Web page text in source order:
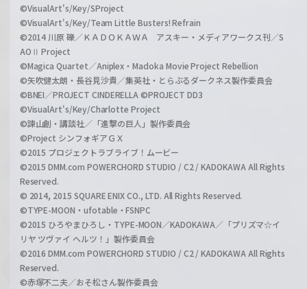
©VisualArt's/Key/SProject
©VisualArt's/Key/Team Little Busters! Refrain
©2014 川原 礫／ＫＡＤＯＫＡＷＡ アスキー・メディアワークス刊／S
AOⅡ Project
©Magica Quartet／Aniplex・Madoka Movie Project Rebellion
©矢吹健太朗・長谷見沙貴／集英社・とらぶるダークネス製作委員会
©BNEI／PROJECT CINDERELLA ©PROJECT DD3
©VisualArt's/Key/Charlotte Project
©諫山創・講談社／「進撃の巨人」製作委員会
©Project シンフォギアＧＸ
©2015 プロジェクトラブライブ！ムービー
©2015 DMM.com POWERCHORD STUDIO / C2 / KADOKAWA All Rights
Reserved.
© 2014, 2015 SQUARE ENIX CO., LTD. All Rights Reserved.
©TYPE-MOON・ufotable・FSNPC
©2015 ひろやまひろし・TYPE-MOON／KADOKAWA／「プリズマ☆イ
リヤ ツヴァイ ヘルツ！」製作委員会
©2016 DMM.com POWERCHORD STUDIO / C2 / KADOKAWA All Rights
Reserved.
©赤塚不二夫／おそ松さん製作委員会